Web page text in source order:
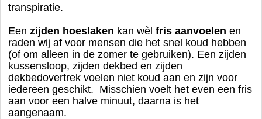
transpiratie.
Een zijden hoeslaken kan wèl fris aanvoelen en
raden wij af voor mensen die het snel koud hebben
(of om alleen in de zomer te gebruiken). Een zijden
kussensloop, zijden dekbed en zijden
dekbedovertrek voelen niet koud aan en zijn voor
iedereen geschikt. Misschien voelt het even een fris
aan voor een halve minuut, daarna is het
aangenaam.